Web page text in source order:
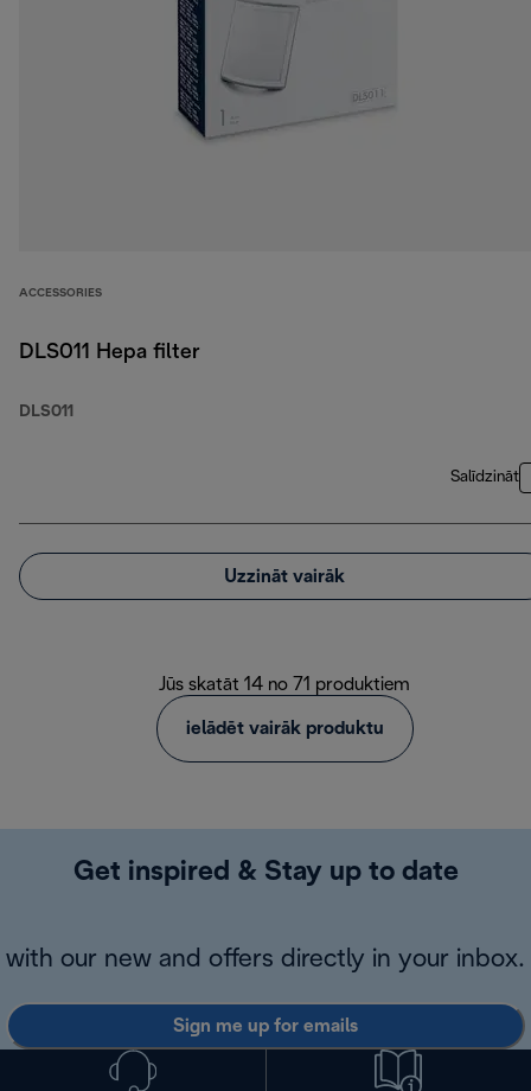
ACCESSORIES
DLS011 Hepa filter
DLS011
Salīdzināt
Uzzināt vairāk
Jūs skatāt 14 no 71 produktiem
ielādēt vairāk produktu
Get inspired & Stay up to date
with our new and offers directly in your inbox.
Sign me up for emails